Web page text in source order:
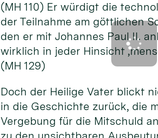
(MH 110) Er würdigt die
der Teilnahme am göttlichen
den er mit Johannes Paul II.
wirklich in jeder Hinsicht
(MH 129)
Doch der Heilige Vater blickt
in die Geschichte zurück, die
Vergebung für die Mitschuld